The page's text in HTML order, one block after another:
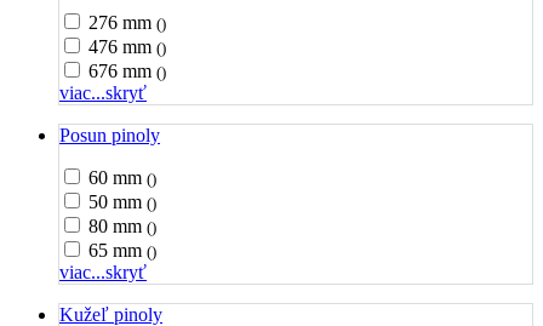
276 mm ()
476 mm ()
676 mm ()
viac...skryť
Posun pinoly
60 mm ()
50 mm ()
80 mm ()
65 mm ()
viac...skryť
Kužeľ pinoly